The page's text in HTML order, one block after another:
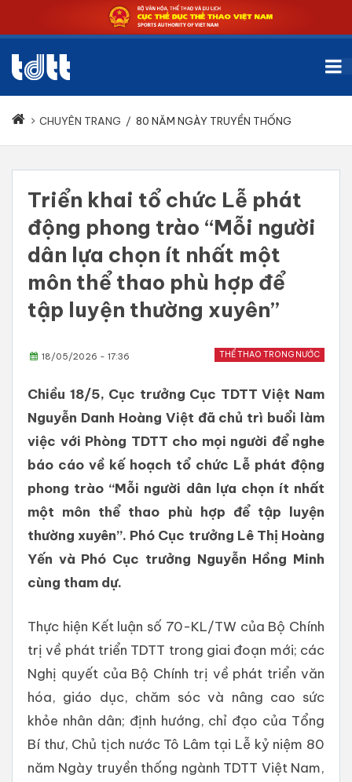
CHUYÊN TRANG / 80 NĂM NGÀY TRUYỀN THỐNG
Triển khai tổ chức Lễ phát
động phong trào “Mỗi người
dân lựa chọn ít nhất một
môn thể thao phù hợp để
tập luyện thường xuyên”
THỂ THAO TRONG NƯỚC
18/05/2026 - 17:36
Chiều 18/5, Cục trưởng Cục TDTT Việt Nam
Nguyễn Danh Hoàng Việt đã chủ trì buổi làm
việc với Phòng TDTT cho mọi người để nghe
báo cáo về kế hoạch tổ chức Lễ phát động
phong trào “Mỗi người dân lựa chọn ít nhất
một môn thể thao phù hợp để tập luyện
thường xuyên”. Phó Cục trưởng Lê Thị Hoàng
Yến và Phó Cục trưởng Nguyễn Hồng Minh
cùng tham dự.
Thực hiện Kết luận số 70-KL/TW của Bộ Chính
trị về phát triển TDTT trong giai đoạn mới; các
Nghị quyết của Bộ Chính trị về phát triển văn
hóa, giáo dục, chăm sóc và nâng cao sức
khỏe nhân dân; định hướng, chỉ đạo của Tổng
Bí thư, Chủ tịch nước Tô Lâm tại Lễ kỷ niệm 80
năm Ngày truyền thống ngành TDTT Việt Nam,